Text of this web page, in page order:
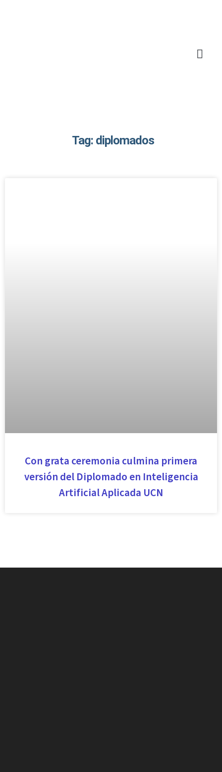
Tag: diplomados
Con grata ceremonia culmina primera
versión del Diplomado en Inteligencia
Artificial Aplicada UCN